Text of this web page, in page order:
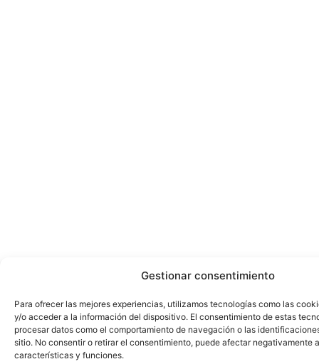
Gestionar consentimiento
Para ofrecer las mejores experiencias, utilizamos tecnologías como las
y/o acceder a la información del dispositivo. El consentimiento de estas
procesar datos como el comportamiento de navegación o las
sitio. No consentir o retirar el consentimiento, puede afectar negativamente
características y funciones.